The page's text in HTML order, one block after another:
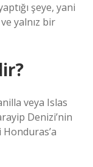
şeye, yani
yalnız bir
veya Islas
Denizi’nin